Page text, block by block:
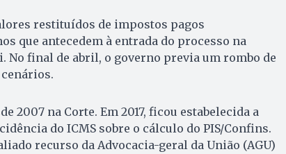
restituídos de impostos pagos
que antecedem à entrada do processo na
No final de abril, o governo previa um rombo de
2007 na Corte. Em 2017, ficou estabelecida a
do ICMS sobre o cálculo do PIS/Confins.
recurso da Advocacia-geral da União (AGU)